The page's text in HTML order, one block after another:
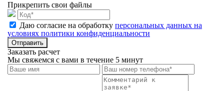
Прикрепить свои файлы
Даю согласие на обработку персональных данных на
условиях политики конфиденциальности
Отправить
Заказать расчет
Мы свяжемся с вами в течение 5 минут